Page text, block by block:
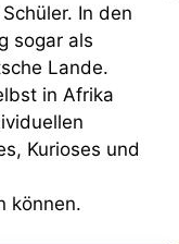
In den
sogar als
Lande.
in Afrika
Kurioses und
können.